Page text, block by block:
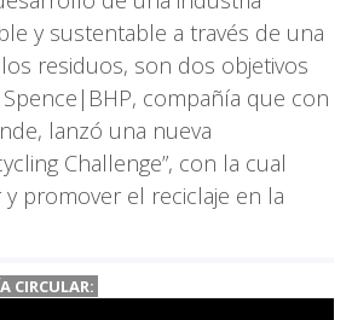
y sustentable a través de una
residuos, son dos objetivos
compañía que con
lanzó una nueva
Challenge”, con la cual
promover el reciclaje en la
CIRCULAR: